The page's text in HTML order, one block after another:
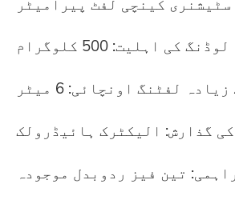
کی اہلیت: 500 کلوگرام
لفٹنگ اونچائی: 6 میٹر
گذارش: الیکٹرک ہائیڈرولک
تین فیز ردوبدل موجودہ